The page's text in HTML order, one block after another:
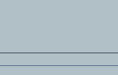
Tappeti